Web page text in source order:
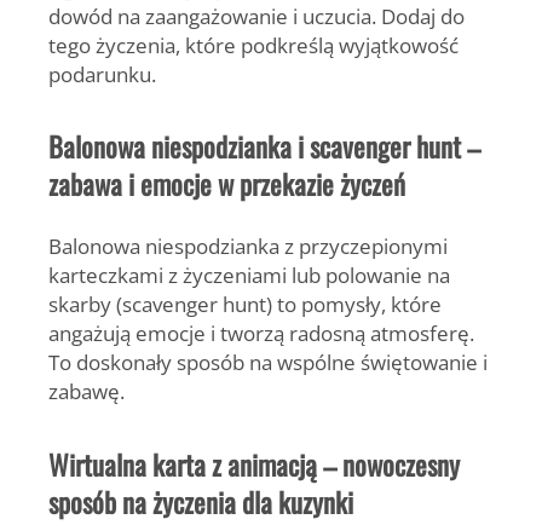
dowód na zaangażowanie i uczucia. Dodaj do
tego życzenia, które podkreślą wyjątkowość
podarunku.
Balonowa niespodzianka i scavenger hunt –
zabawa i emocje w przekazie życzeń
Balonowa niespodzianka z przyczepionymi
karteczkami z życzeniami lub polowanie na
skarby (scavenger hunt) to pomysły, które
angażują emocje i tworzą radosną atmosferę.
To doskonały sposób na wspólne świętowanie i
zabawę.
Wirtualna karta z animacją – nowoczesny
sposób na życzenia dla kuzynki